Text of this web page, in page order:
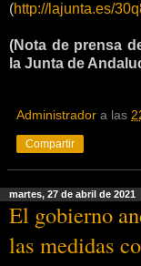
(http://lajunta.es/
(Nota de prensa
la Junta de
Administrador a las
Compartir
martes, 27 de abril de 2021
El gobierno
las medidas